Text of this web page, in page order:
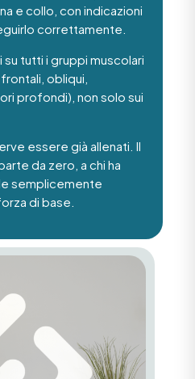
e collo, con indicazioni
correttamente.
su tutti i gruppi muscolari
obliqui,
profondi), non solo sui
essere già allenati. Il
da zero, a chi ha
semplicemente
di base.